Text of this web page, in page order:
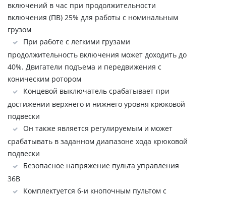
включений в час при продолжительности
включения (ПВ) 25% для работы с номинальным
грузом
При работе с легкими грузами
продолжительность включения может доходить до
40%. Двигатели подъема и передвижения с
коническим ротором
Концевой выключатель срабатывает при
достижении верхнего и нижнего уровня крюковой
подвески
Он также является регулируемым и может
срабатывать в заданном диапазоне хода крюковой
подвески
Безопасное напряжение пульта управления
36В
Комплектуется 6-и кнопочным пультом с